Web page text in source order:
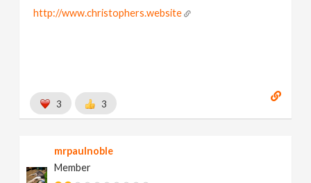
http://www.christophers.website
3 3
mrpaulnoble
Member